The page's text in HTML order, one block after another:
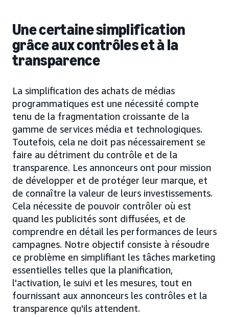
Une certaine simplification
grâce aux contrôles et à la
transparence
La simplification des achats de médias
programmatiques est une nécessité compte
tenu de la fragmentation croissante de la
gamme de services média et technologiques.
Toutefois, cela ne doit pas nécessairement se
faire au détriment du contrôle et de la
transparence. Les annonceurs ont pour mission
de développer et de protéger leur marque, et
de connaître la valeur de leurs investissements.
Cela nécessite de pouvoir contrôler où est
quand les publicités sont diffusées, et de
comprendre en détail les performances de leurs
campagnes. Notre objectif consiste à résoudre
ce problème en simplifiant les tâches marketing
essentielles telles que la planification,
l'activation, le suivi et les mesures, tout en
fournissant aux annonceurs les contrôles et la
transparence qu'ils attendent.